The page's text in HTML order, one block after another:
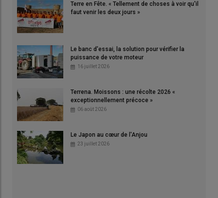
Terre en Fête. « Tellement de choses à voir qu'il
faut venir les deux jours »
Le banc d'essai, la solution pour vérifier la
puissance de votre moteur
16 juillet 2026
Terrena. Moissons : une récolte 2026 «
exceptionnellement précoce »
06 août 2026
Le Japon au cœur de l'Anjou
23 juillet 2026